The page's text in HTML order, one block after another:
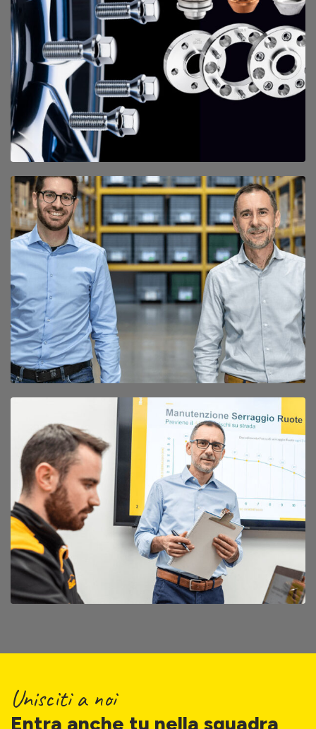
Unisciti a noi
Entra anche tu nella squadra